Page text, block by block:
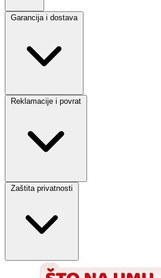
Garancija i dostava
Reklamacije i povrat
Zaštita privatnosti